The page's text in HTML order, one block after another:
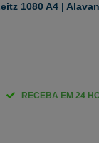
1080 A4 |
RECEBA EM 24